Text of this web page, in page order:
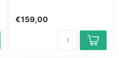
€159,00